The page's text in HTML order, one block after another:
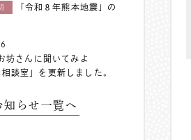
「令和８年熊本地震」の
坊さんに聞いてみよ
相談室」を更新しました。
知らせ一覧へ